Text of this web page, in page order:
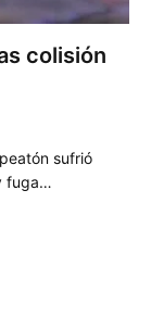
colisión
sufrió
fuga…